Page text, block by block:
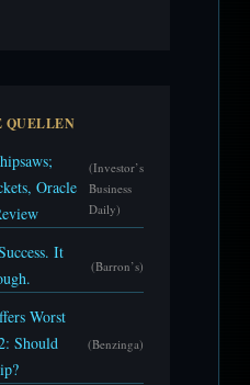
QUELLEN
Oracle
(Investor’s
Business
Daily)
It
(Barron’s)
Worst
Should
(Benzinga)